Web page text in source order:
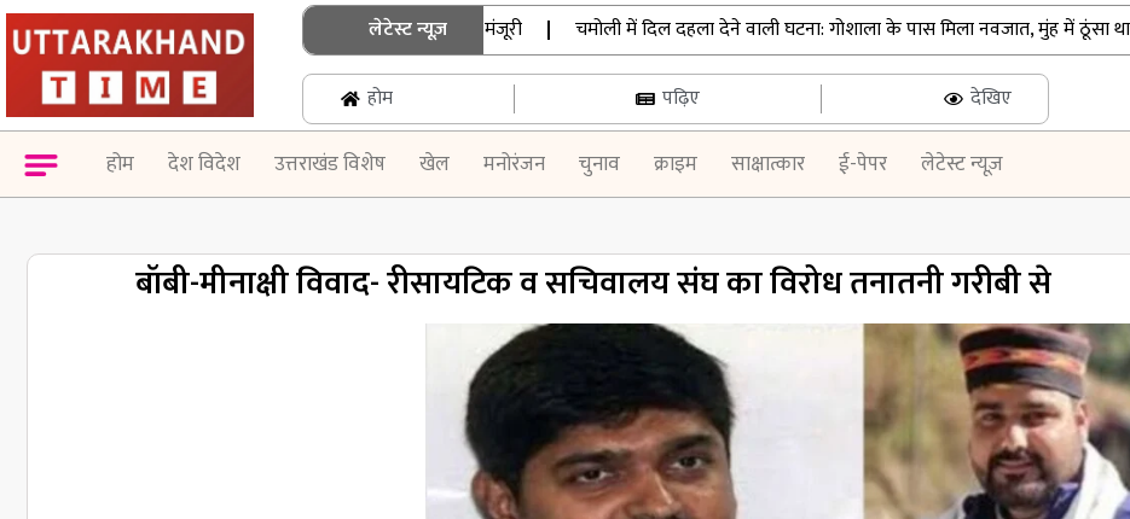
लेटेस्ट न्यूज़
धामी कैबिनेट के बड़े फैसले: 15 प्रस्तावों को मंजूरी | चमोली में दिल दहला देने वाली घटना: गोशाला के पास मिला नवजात, मुंह में ठूंसा था रबड़
होम पढ़िए देखिए
होम देश विदेश उत्तराखंड विशेष खेल मनोरंजन चुनाव क्राइम साक्षात्कार ई-पेपर लेटेस्ट न्यूज़
बॉबी-मीनाक्षी विवाद- रीसायटिक व सचिवालय संघ का विरोध तनातनी गरीबी से